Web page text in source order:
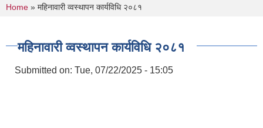
You are here
Home » महिनावारी व्वस्थापन कार्यविधि २०८१
महिनावारी व्वस्थापन कार्यविधि २०८१
Submitted on: Tue, 07/22/2025 - 15:05